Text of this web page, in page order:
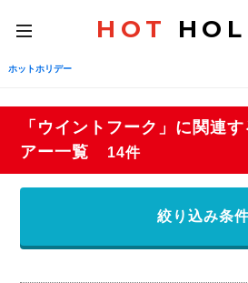
toggle
navigation
HOT
ホットホリデー
「ウイントフーク」に関連
アー一覧
14件
絞り込み条